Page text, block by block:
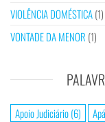
VIOLÊNCIA DOMÉSTICA(1)
VONTADE DA MENOR (1)
Apoio Judiciário(6)